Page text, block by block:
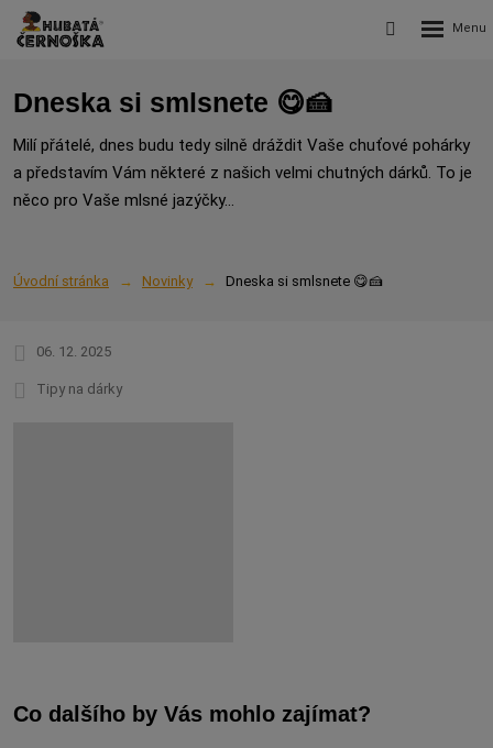
Vyhledávání
Rozbalení
Dneska si smlsnete 😋🍰
Milí přátelé, dnes budu tedy silně dráždit Vaše chuťové pohárky
a představím Vám některé z našich velmi chutných dárků. To je
něco pro Vaše mlsné jazýčky...
Úvodní stránka Novinky Dneska si smlsnete 😋🍰
06. 12. 2025
Tipy na dárky
Co dalšího by Vás mohlo zajímat?